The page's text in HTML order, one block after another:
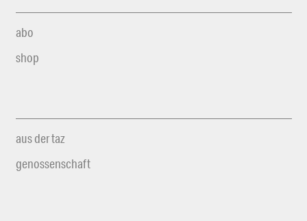
abo
shop
aus der taz
genossenschaft